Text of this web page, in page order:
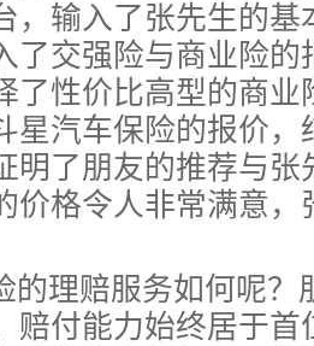
，输入了张先生的
了交强险与商业险的
了性价比高型的商
星汽车保险的报价
明了朋友的推荐与
价格令人非常满意
的理赔服务如何呢？
赔付能力始终居于